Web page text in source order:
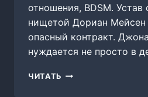
отношения, BDSM. Устав
нищетой Дориан Мейсен
опасный контракт.
нуждается не просто в
ЧИТАТЬ ВЫСОКОЕ